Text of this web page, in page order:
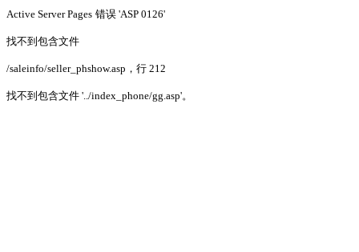
Active Server Pages 错误 'ASP 0126'
找不到包含文件
/saleinfo/seller_phshow.asp ，行 212
找不到包含文件 '../index_phone/gg.asp'。